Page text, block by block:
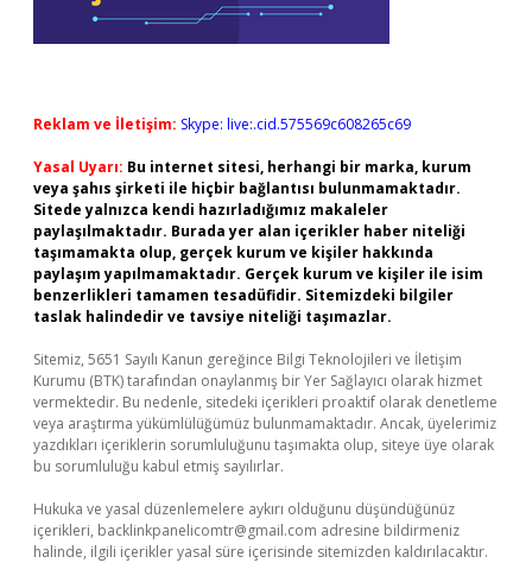
Reklam ve İletişim: Skype: live:.cid.575569c608265c69
Yasal Uyarı: Bu internet sitesi, herhangi bir marka, kurum
veya şahıs şirketi ile hiçbir bağlantısı bulunmamaktadır.
Sitede yalnızca kendi hazırladığımız makaleler
paylaşılmaktadır. Burada yer alan içerikler haber niteliği
taşımamakta olup, gerçek kurum ve kişiler hakkında
paylaşım yapılmamaktadır. Gerçek kurum ve kişiler ile isim
benzerlikleri tamamen tesadüfidir. Sitemizdeki bilgiler
taslak halindedir ve tavsiye niteliği taşımazlar.
Sitemiz, 5651 Sayılı Kanun gereğince Bilgi Teknolojileri ve İletişim
Kurumu (BTK) tarafından onaylanmış bir Yer Sağlayıcı olarak hizmet
vermektedir. Bu nedenle, sitedeki içerikleri proaktif olarak denetleme
veya araştırma yükümlülüğümüz bulunmamaktadır. Ancak, üyelerimiz
yazdıkları içeriklerin sorumluluğunu taşımakta olup, siteye üye olarak
bu sorumluluğu kabul etmiş sayılırlar.
Hukuka ve yasal düzenlemelere aykırı olduğunu düşündüğünüz
içerikleri, backlinkpanelicomtr@gmail.com adresine bildirmeniz
halinde, ilgili içerikler yasal süre içerisinde sitemizden kaldırılacaktır.